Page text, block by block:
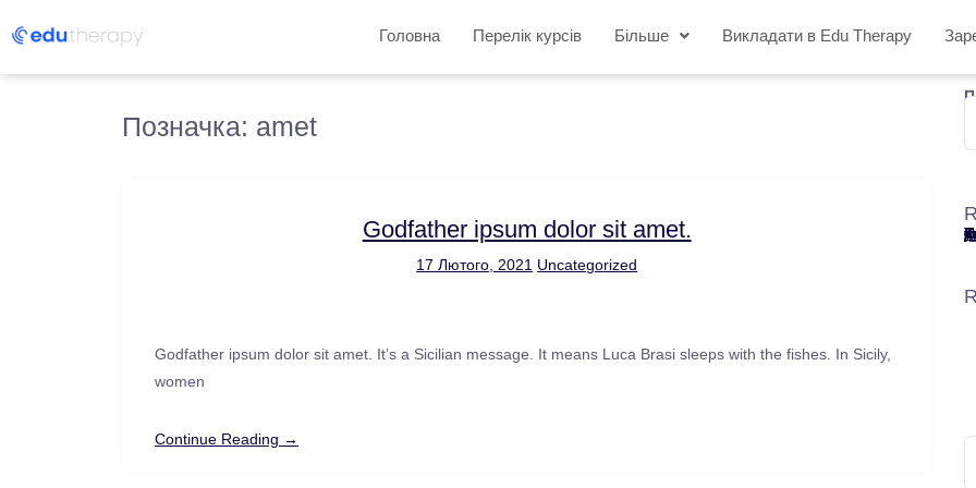
Головна Перелік курсів Більше Викладати в Edu Therapy
Позначка: amet
Godfather ipsum dolor sit amet.
17 Лютого, 2021 Uncategorized
Godfather ipsum dolor sit amet. It’s a Sicilian message. It means Luca Brasi sleeps with the fishes. In Sicily,
women
Continue Reading →
Три
7 причин
Як
Курси онлайн